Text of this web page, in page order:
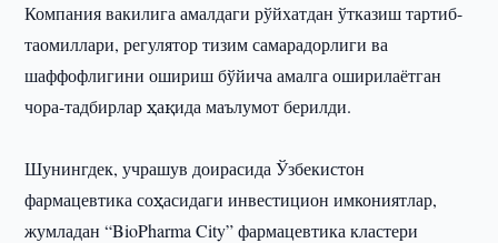
Компания вакилига амалдаги рўйхатдан ўтказиш тартиб-
таомиллари, регулятор тизим самарадорлиги ва
шаффофлигини ошириш бўйича амалга оширилаётган
чора-тадбирлар ҳақида маълумот берилди.
Шунингдек, учрашув доирасида Ўзбекистон
фармацевтика соҳасидаги инвестицион имкониятлар,
жумладан “BioPharma City” фармацевтика кластери